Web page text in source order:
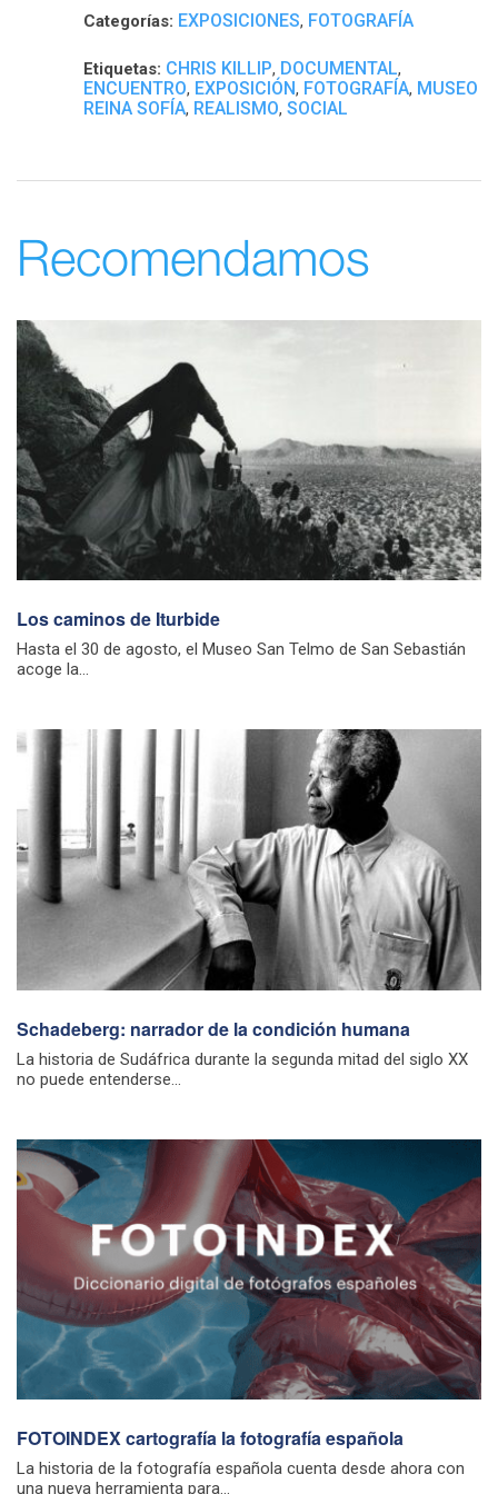
Categorías: EXPOSICIONES, FOTOGRAFÍA
Etiquetas: CHRIS KILLIP, DOCUMENTAL,
ENCUENTRO, EXPOSICIÓN, FOTOGRAFÍA, MUSEO
REINA SOFÍA, REALISMO, SOCIAL
Recomendamos
Los caminos de Iturbide
Hasta el 30 de agosto, el Museo San Telmo de San Sebastián
acoge la...
Schadeberg: narrador de la condición humana
La historia de Sudáfrica durante la segunda mitad del siglo XX
no puede entenderse...
FOTOINDEX cartografía la fotografía española
La historia de la fotografía española cuenta desde ahora con
una nueva herramienta para...